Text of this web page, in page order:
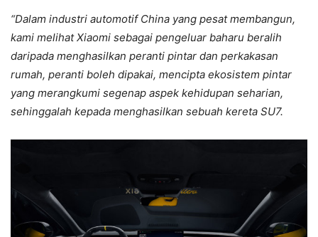
“Dalam industri automotif China yang pesat membangun,
kami melihat Xiaomi sebagai pengeluar baharu beralih
daripada menghasilkan peranti pintar dan perkakasan
rumah, peranti boleh dipakai, mencipta ekosistem pintar
yang merangkumi segenap aspek kehidupan seharian,
sehinggalah kepada menghasilkan sebuah kereta SU7.